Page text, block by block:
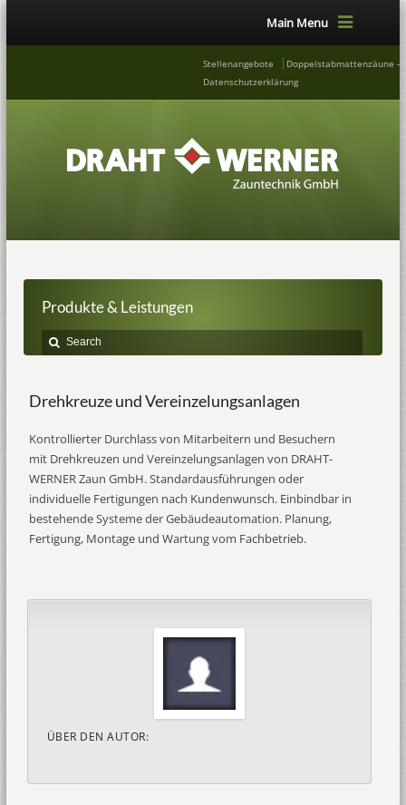
Main Menu
Stellenangebote
Doppelstabmattenzäune –
Datenschutzerklärung
Produkte & Leistungen
Drehkreuze und Vereinzelungsanlagen
Kontrollierter Durchlass von Mitarbeitern und Besuchern
mit Drehkreuzen und Vereinzelungsanlagen von DRAHT-
WERNER Zaun GmbH. Standardausführungen oder
individuelle Fertigungen nach Kundenwunsch. Einbindbar in
bestehende Systeme der Gebäudeautomation. Planung,
Fertigung, Montage und Wartung vom Fachbetrieb.
ÜBER DEN AUTOR: